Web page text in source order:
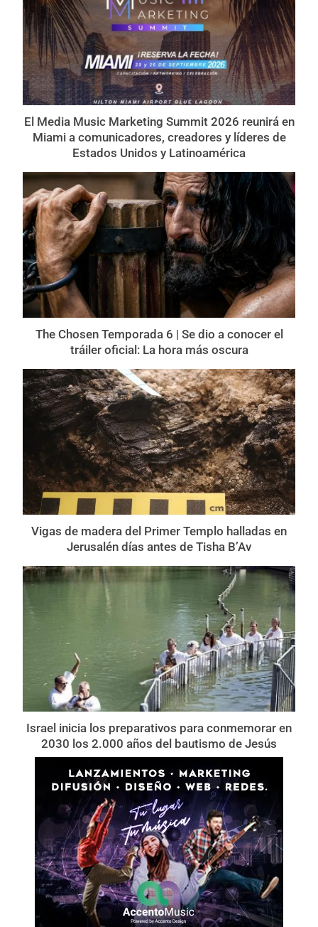
El Media Music Marketing Summit 2026 reunirá en
Miami a comunicadores, creadores y líderes de
Estados Unidos y Latinoamérica
The Chosen Temporada 6 | Se dio a conocer el
tráiler oficial: La hora más oscura
Vigas de madera del Primer Templo halladas en
Jerusalén días antes de Tisha B’Av
Israel inicia los preparativos para conmemorar en
2030 los 2.000 años del bautismo de Jesús